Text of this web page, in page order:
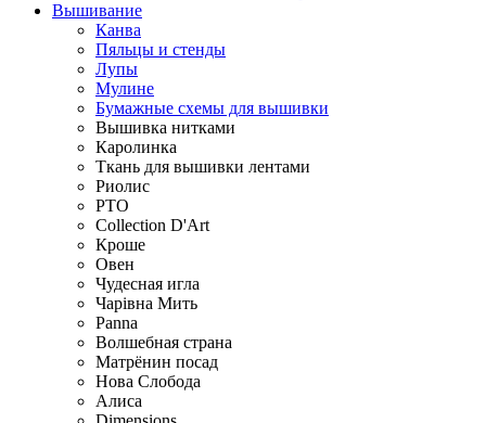
Вышивание
Канва
Пяльцы и стенды
Лупы
Мулине
Бумажные схемы для вышивки
Вышивка нитками
Каролинка
Ткань для вышивки лентами
Риолис
РТО
Collection D'Art
Кроше
Овен
Чудесная игла
Чарiвна Мить
Panna
Волшебная страна
Матрёнин посад
Нова Слобода
Алиса